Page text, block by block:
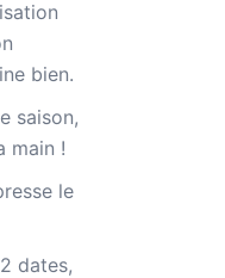
bien.
saison,
main !
le
dates,